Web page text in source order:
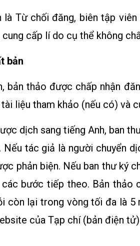
Từ chối đăng, biên tập
cấp lí do cụ thể không
bản
bản thảo được chấp nhận
liệu tham khảo (nếu có)
dịch sang tiếng Anh, ban
tác giả là người chuyển
phản biện. Nếu ban thư ký
bước tiếp theo. Bản
lại trong vòng tối đa là 5
của Tạp chí (bản điện